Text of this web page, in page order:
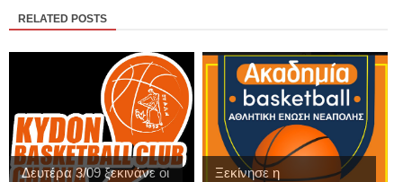
RELATED POSTS
Δευτέρα 3/09 ξεκινάνε οι
Ξεκίνησε η